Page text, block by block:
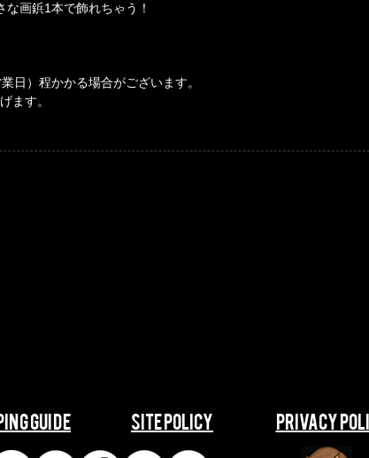
画鋲1本で飾れちゃう！
日）程かかる場合がございます。
ます。
GUIDE ​​SITE POLICY ​​PRIVACY